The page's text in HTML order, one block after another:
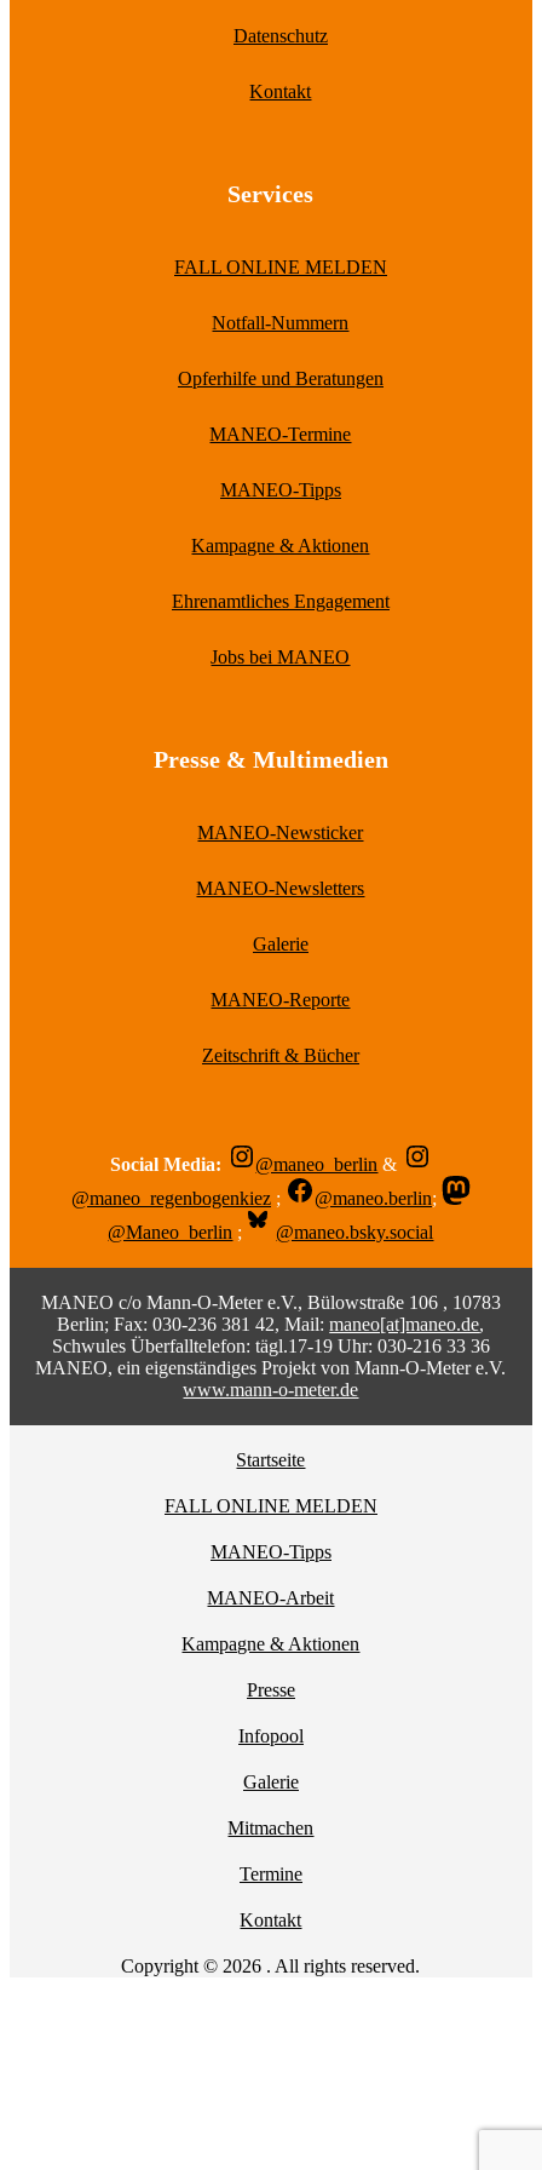
Datenschutz
Kontakt
Services
FALL ONLINE MELDEN
Notfall-Nummern
Opferhilfe und Beratungen
MANEO-Termine
MANEO-Tipps
Kampagne & Aktionen
Ehrenamtliches Engagement
Jobs bei MANEO
Presse & Multimedien
MANEO-Newsticker
MANEO-Newsletters
Galerie
MANEO-Reporte
Zeitschrift & Bücher
Social Media: @maneo_berlin &
@maneo_regenbogenkiez ; @maneo.berlin;
@Maneo_berlin ; @maneo.bsky.social
MANEO c/o Mann-O-Meter e.V., Bülowstraße 106 , 10783
Berlin; Fax: 030-236 381 42, Mail:maneo[at]maneo.de,
Schwules Überfalltelefon: tägl.17-19 Uhr: 030-216 33 36
MANEO, ein eigenständiges Projekt von Mann-O-Meter e.V.
www.mann-o-meter.de
Startseite
FALL ONLINE MELDEN
MANEO-Tipps
MANEO-Arbeit
Kampagne & Aktionen
Presse
Infopool
Galerie
Mitmachen
Termine
Kontakt
Copyright © 2026 . All rights reserved.